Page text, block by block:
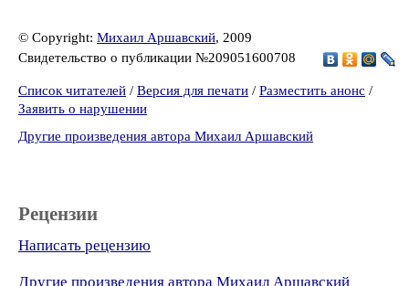
© Copyright: Михаил Аршавский, 2009
Свидетельство о публикации №209051600708
Список читателей / Версия для печати / Разместить анонс /
Заявить о нарушении
Другие произведения автора Михаил Аршавский
Рецензии
Написать рецензию
Другие произведения автора Михаил Аршавский